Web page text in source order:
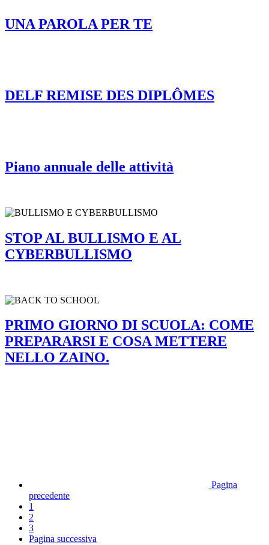
UNA PAROLA PER TE
DELF REMISE DES DIPLÔMES
Piano annuale delle attività
STOP AL BULLISMO E AL
CYBERBULLISMO
PRIMO GIORNO DI SCUOLA: COME
PREPARARSI E COSA METTERE
NELLO ZAINO.
Pagina
precedente
1
2
3
Pagina successiva